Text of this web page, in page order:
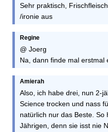
Sehr praktisch,
/ironie aus
Regine
@ Joerg
Na, dann finde mal erstmal
Amierah
Also, ich habe drei, nun 2-
Science trocken und nass
natürlich nur das Beste. So
Jährigen, denn sie isst nie